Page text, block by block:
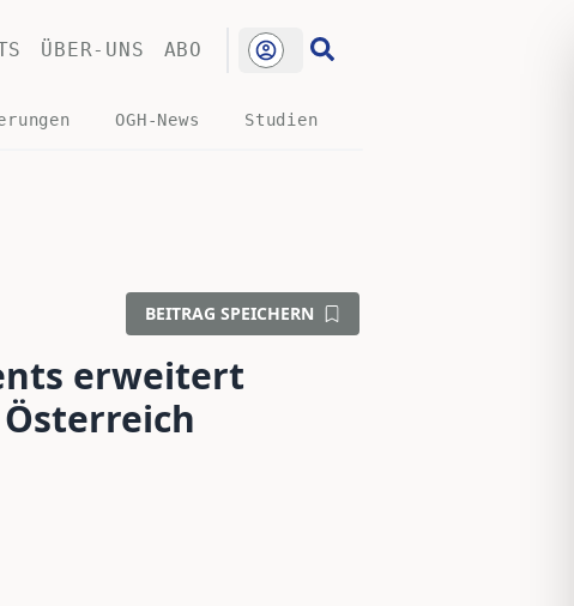
ÜBER-UNS ABO
OGH-News Studien
BEITRAG SPEICHERN
erweitert